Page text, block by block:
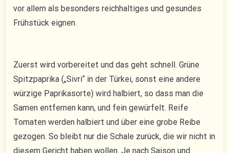
vor allem als besonders reichhaltiges und gesundes
Frühstück eignen.
Zuerst wird vorbereitet und das geht schnell. Grüne
Spitzpaprika („Sivri“ in der Türkei, sonst eine andere
würzige Paprikasorte) wird halbiert, so dass man die
Samen entfernen kann, und fein gewürfelt. Reife
Tomaten werden halbiert und über eine grobe Reibe
gezogen. So bleibt nur die Schale zurück, die wir nicht in
diesem Gericht haben wollen. Je nach Saison und